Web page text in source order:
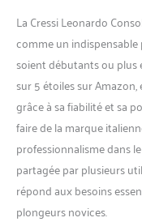
La Cressi Leonardo
comme un indispensable
soient débutants ou plus
sur 5 étoiles sur
grâce à sa fiabilité et sa
faire de la marque
professionnalisme dans
partagée par plusieurs
répond aux besoins
plongeurs novices.